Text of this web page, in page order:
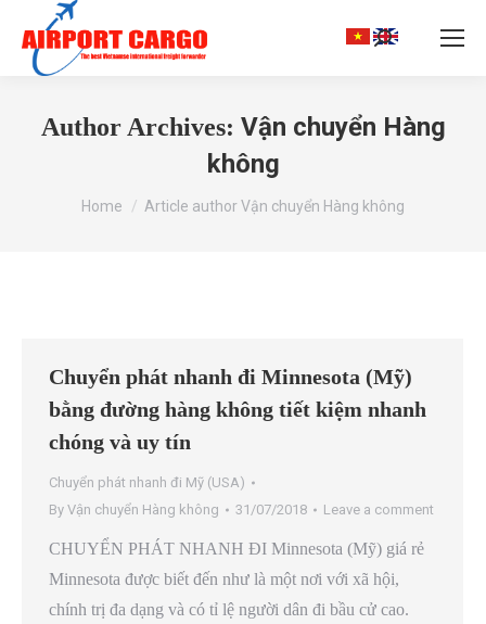
Search:
Author Archives: Vận chuyển Hàng
không
You are here:
Home Article author Vận chuyển Hàng không
Chuyển phát nhanh đi Minnesota (Mỹ)
bằng đường hàng không tiết kiệm nhanh
chóng và uy tín
Chuyển phát nhanh đi Mỹ (USA)
By Vận chuyển Hàng không 31/07/2018 Leave a comment
CHUYỂN PHÁT NHANH ĐI Minnesota (Mỹ) giá rẻ
Minnesota được biết đến như là một nơi với xã hội,
chính trị đa dạng và có tỉ lệ người dân đi bầu cử cao.